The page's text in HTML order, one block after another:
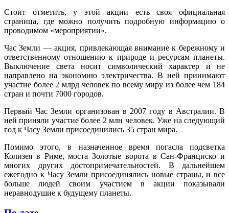
Стоит отметить, у этой акции есть своя официальная
страница, где можно получить подробную информацию о
проводимом «мероприятии».
Час Земли — акция, привлекающая внимание к бережному и
ответственному отношению к природе и ресурсам планеты.
Выключение света носит символический характер и не
направлено на экономию электричества. В ней принимают
участие более 2 млрд человек по всему миру из более чем 184
стран и почти 7000 городов.
Первый Час Земли организован в 2007 году в Австралии. В
ней приняли участие более 2 млн человек. Уже на следующий
год к Часу Земли присоединились 35 стран мира.
Помимо этого, в назначенное время погасла подсветка
Колизея в Риме, моста Золотые ворота в Сан-Франциско и
многих других достопримечательностей. В дальнейшем
ежегодно к Часу Земли присоединялись новые страны, и все
больше людей своим участием в акции показывали
неравнодушие к будущему планеты.